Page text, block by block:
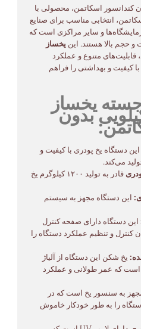
کندانسور اسکاتمن، محصولی با
انتخابی مناسب برای صنایع
و سایر مراکزی است که
و حجم بالا هستند. این یخساز
متنوع و عملکرد
کیفیت و بهداشتی را فراهم
یخساز
۱۲۰۰ کیلویی بدون
این دستگاه یخ پودری با کیفیت و
قادر به تولید ۱۲۰۰ کیلوگرم یخ
این دستگاه مجهز به سیستم
این دستگاه دارای صفحه کنترل
کنترل و تنظیم عملکرد دستگاه را
یخ شکن این دستگاه از آلیاژ
که عمر طولانی و عملکرد
به سنسور یخ است که در
را به طور خودکار خاموش